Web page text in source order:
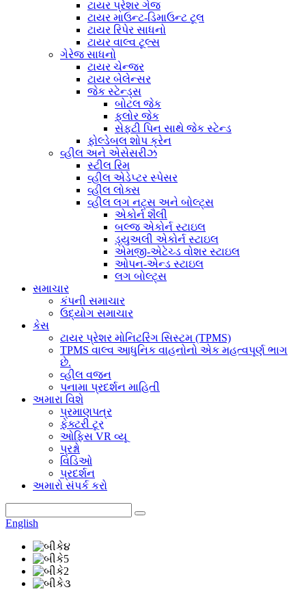
ટાયર પ્રેશર ગેજ
ટાયર માઉન્ટ-ડિમાઉન્ટ ટૂલ
ટાયર રિપેર સાધનો
ટાયર વાલ્વ ટૂલ્સ
ગેરેજ સાધનો
ટાયર ચેન્જર
ટાયર બેલેન્સર
જેક સ્ટેન્ડ્સ
બોટલ જેક
ફ્લોર જેક
સેફ્ટી પિન સાથે જેક સ્ટેન્ડ
ફોલ્ડેબલ શોપ ક્રેન
વ્હીલ અને એસેસરીઝ
સ્ટીલ રિમ
વ્હીલ એડેપ્ટર સ્પેસર
વ્હીલ લોક્સ
વ્હીલ લગ નટ્સ અને બોલ્ટ્સ
એકોર્ન શૈલી
બલ્જ એકોર્ન સ્ટાઇલ
ડ્યુઅલી એકોર્ન સ્ટાઇલ
એમજી-એટેચ્ડ વોશર સ્ટાઇલ
ઓપન-એન્ડ સ્ટાઇલ
લગ બોલ્ટ્સ
સમાચાર
કંપની સમાચાર
ઉદ્યોગ સમાચાર
કેસ
ટાયર પ્રેશર મોનિટરિંગ સિસ્ટમ (TPMS)
TPMS વાલ્વ આધુનિક વાહનોનો એક મહત્વપૂર્ણ ભાગ
છે.
વ્હીલ વજન
પનામા પ્રદર્શન માહિતી
અમારા વિશે
પ્રમાણપત્ર
ફેક્ટરી ટૂર
ઓફિસ VR વ્યૂ
પ્રશ્નો
વિડિઓ
પ્રદર્શન
અમારો સંપર્ક કરો
English